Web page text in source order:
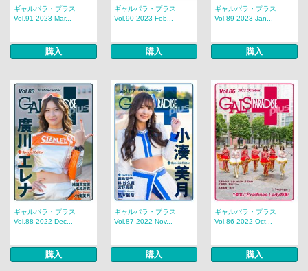
ギャルパラ・プラス
Vol.91 2023 Mar...
購入
ギャルパラ・プラス
Vol.90 2023 Feb...
購入
ギャルパラ・プラス
Vol.89 2023 Jan...
購入
ギャルパラ・プラス
Vol.88 2022 Dec...
購入
ギャルパラ・プラス
Vol.87 2022 Nov...
購入
ギャルパラ・プラス
Vol.86 2022 Oct...
購入